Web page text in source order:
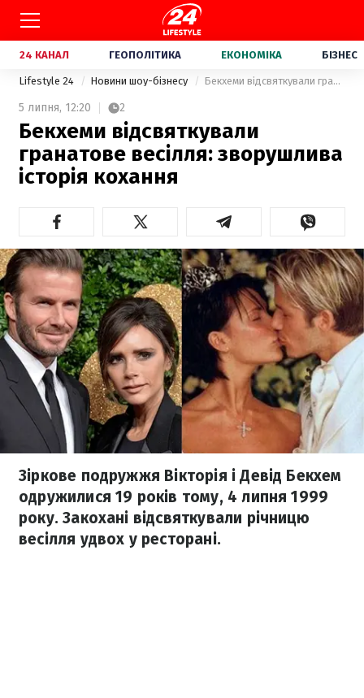
24 КАНАЛ ГЕОПОЛІТИКА ЕКОНОМІКА БІЗНЕС
Lifestyle 24 Новини шоу-бізнесу Бекхеми відсвяткували гранатове весілля: зворушлива історія кохання
5 липня, 12:20 2
Бекхеми відсвяткували
гранатове весілля: зворушлива
історія кохання
Зіркове подружжя Вікторія і Девід Бекхем
одружилися 19 років тому, 4 липня 1999
року. Закохані відсвяткували річницю
весілля удвох у ресторані.